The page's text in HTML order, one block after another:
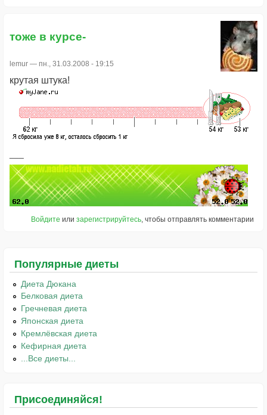
тоже в курсе-
lemur — пн., 31.03.2008 - 19:15
крутая штука!
Войдите или зарегистрируйтесь , чтобы отправлять комментарии
Популярные диеты
Диета Дюкана
Белковая диета
Гречневая диета
Японская диета
Кремлёвская диета
Кефирная диета
...Все диеты...
Присоединяйся!